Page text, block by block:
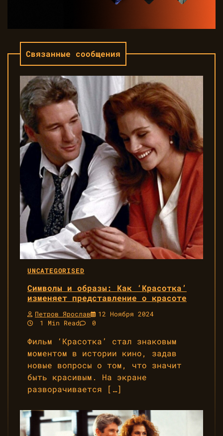
Связанные сообщения
UNCATEGORISED
Символы и образы: Как ‘Красотка’
изменяет представление о красоте
Петров Ярослав
12 Ноября 2024
1 Min Read
0
Фильм ‘Красотка’ стал знаковым
моментом в истории кино, задав
новые вопросы о том, что значит
быть красивым. На экране
разворачивается […]